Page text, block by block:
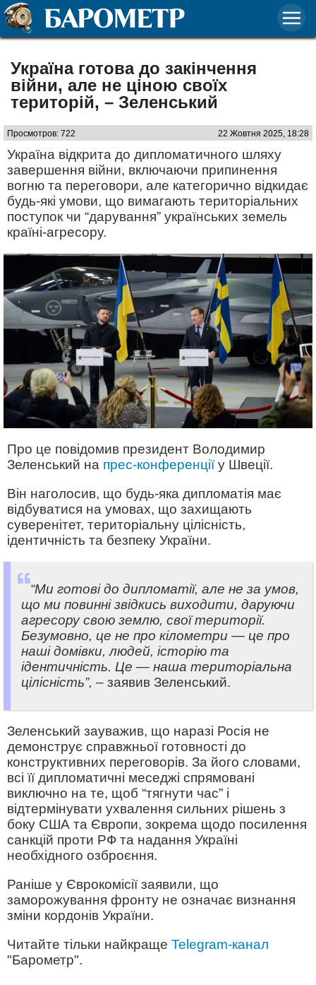
Україна готова до закінчення
війни, але не ціною своїх
територій, – Зеленський
Просмотров: 722 22 Жовтня 2025, 18:28
Україна відкрита до дипломатичного шляху
завершення війни, включаючи припинення
вогню та переговори, але категорично відкидає
будь-які умови, що вимагають територіальних
поступок чи “дарування” українських земель
країні-агресору.
Про це повідомив президент Володимир
Зеленський на прес-конференціїу Швеції.
Він наголосив, що будь-яка дипломатія має
відбуватися на умовах, що захищають
суверенітет, територіальну цілісність,
ідентичність та безпеку України.
“Ми готові до дипломатії, але не за умов,
що ми повинні звідкись виходити, даруючи
агресору свою землю, свої території.
Безумовно, це не про кілометри — це про
наші домівки, людей, історію та
ідентичність. Це — наша територіальна
цілісність”, – заявив Зеленський.
Зеленський зауважив, що наразі Росія не
демонструє справжньої готовності до
конструктивних переговорів. За його словами,
всі її дипломатичні меседжі спрямовані
виключно на те, щоб “тягнути час” і
відтермінувати ухвалення сильних рішень з
боку США та Європи, зокрема щодо посилення
санкцій проти РФ та надання Україні
необхідного озброєння.
Раніше у Єврокомісії заявили, що
заморожування фронту не означає визнання
зміни кордонів України.
Читайте тільки найкраще Telegram-канал
"Барометр".